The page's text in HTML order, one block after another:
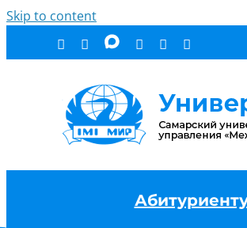
Skip to content